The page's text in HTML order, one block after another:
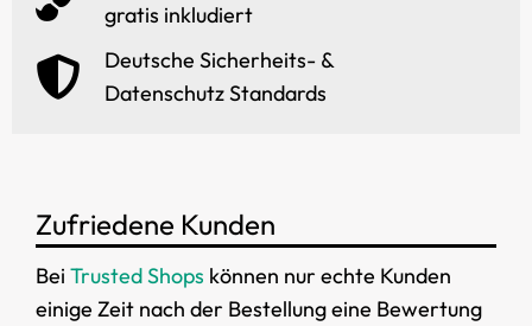
gratis inkludiert
Deutsche Sicherheits- &
Datenschutz Standards
Zufriedene Kunden
Bei Trusted Shops können nur echte Kunden
einige Zeit nach der Bestellung eine Bewertung